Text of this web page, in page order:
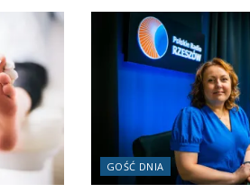
GOŚĆ DNIA